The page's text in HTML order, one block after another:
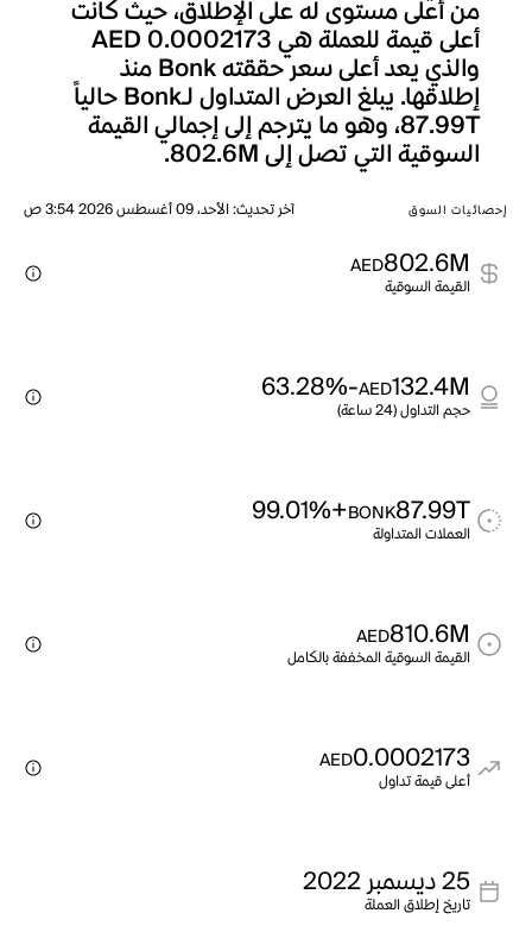
من أعلى مستوى له على الإطلاق، حيث كانت
أعلى قيمة للعملة هي AED 0.0002173
والذي يعد أعلى سعر حققته Bonk منذ
إطلاقها. يبلغ العرض المتداول لـBonk حالياً
87.99T، وهو ما يترجم إلى إجمالي القيمة
السوقية التي تصل إلى 802.6M.
إحصائيات السوق آخر تحديث:الأحد، 09 أغسطس 2026 3:54 ص
802.6M
AED
القيمة السوقية
132.4M
AED
-63.28%
حجم التداول (24 ساعة)
87.99T
BONK
+99.01%
العملات المتداولة
810.6M
AED
القيمة السوقية المخففة بالكامل
0.0002173
AED
أعلى قيمة تداول
25 ديسمبر 2022
تاريخ إطلاق العملة